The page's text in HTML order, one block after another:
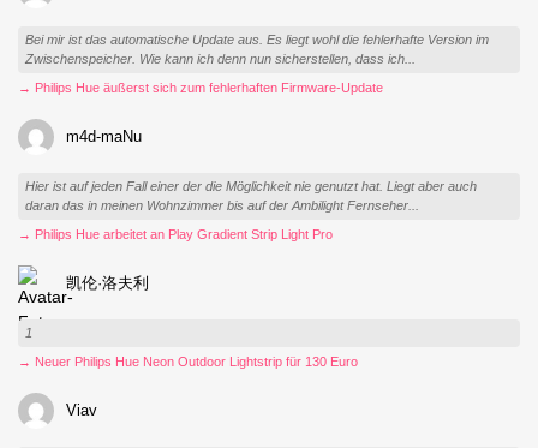
Bei mir ist das automatische Update aus. Es liegt wohl die fehlerhafte Version im
Zwischenspeicher. Wie kann ich denn nun sicherstellen, dass ich...
→ Philips Hue äußerst sich zum fehlerhaften Firmware-Update
m4d-maNu
Hier ist auf jeden Fall einer der die Möglichkeit nie genutzt hat. Liegt aber auch
daran das in meinen Wohnzimmer bis auf der Ambilight Fernseher...
→ Philips Hue arbeitet an Play Gradient Strip Light Pro
凯伦·洛夫利
1
→ Neuer Philips Hue Neon Outdoor Lightstrip für 130 Euro
Viav